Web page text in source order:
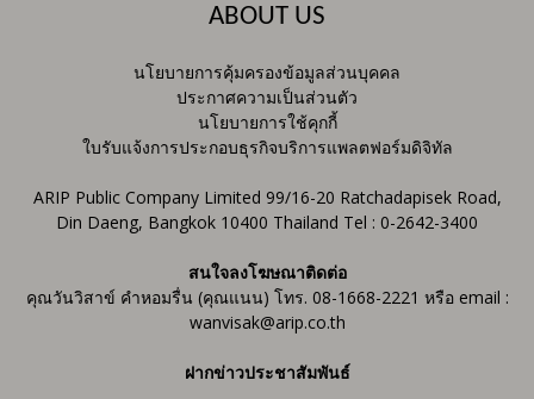
ABOUT US
นโยบายการคุ้มครองข้อมูลส่วนบุคคล
ประกาศความเป็นส่วนตัว
นโยบายการใช้คุกกี้
ใบรับแจ้งการประกอบธุรกิจบริการแพลตฟอร์มดิจิทัล
ARIP Public Company Limited 99/16-20 Ratchadapisek Road,
Din Daeng, Bangkok 10400 Thailand Tel : 0-2642-3400
สนใจลงโฆษณาติดต่อ
คุณวันวิสาข์ คำหอมรื่น (คุณแนน) โทร. 08-1668-2221 หรือ email :
wanvisak@arip.co.th
ฝากข่าวประชาสัมพันธ์